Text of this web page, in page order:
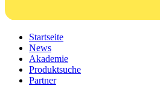
Startseite
News
Akademie
Produktsuche
Partner